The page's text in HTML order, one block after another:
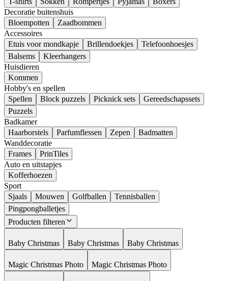
Decoratie buitenshuis
Bloempotten
Zaadbommen
Accessoires
Etuis voor mondkapje
Brillendoekjes
Telefoonhoesjes
Balsems
Kleerhangers
Huisdieren
Kommen
Hobby's en spellen
Spellen
Block puzzels Picknick sets
Gereedschapssets
Puzzels
Badkamer
Haarborstels
Parfumflessen Zepen
Badmatten
Wanddecoratie
Frames
PrinTiles
Auto en uitstapjes
Kofferhoezen
Sport
Sjaals
Mouwen Golfballen
Tennisballen
Pingpongballetjes
Producten filteren
Baby Christmas Baby Christmas Baby Christmas
Magic Christmas Photo Magic Christmas Photo